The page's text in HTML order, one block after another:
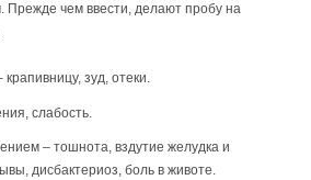
Прежде чем ввести, делают пробу на
зуд, отеки.
слабость.
– тошнота, вздутие желудка и
дисбактериоз, боль в животе.